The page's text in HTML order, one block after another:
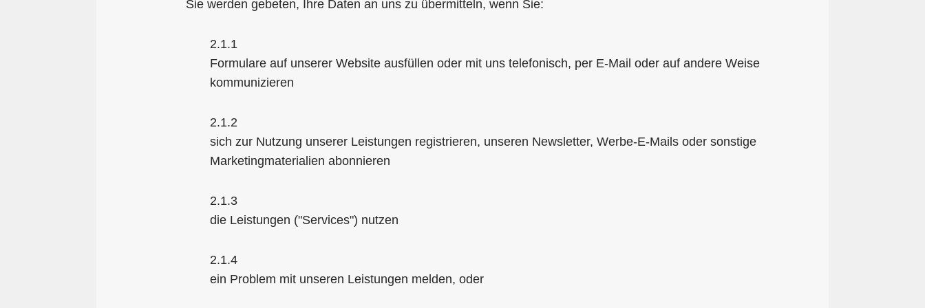
Sie werden gebeten, Ihre Daten an uns zu übermitteln, wenn Sie:
2.1.1
Formulare auf unserer Website ausfüllen oder mit uns telefonisch, per E-Mail oder auf andere Weise
kommunizieren
2.1.2
sich zur Nutzung unserer Leistungen registrieren, unseren Newsletter, Werbe-E-Mails oder sonstige
Marketingmaterialien abonnieren
2.1.3
die Leistungen ("Services") nutzen
2.1.4
ein Problem mit unseren Leistungen melden, oder